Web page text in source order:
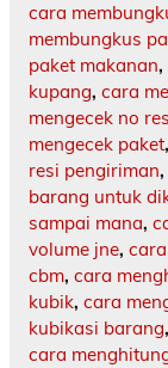
cara
membungkus
paket makanan,
kupang, cara
mengecek no
mengecek paket,
resi pengiriman,
barang untuk
sampai mana,
volume jne,
cbm, cara
kubik, cara
kubikasi barang,
cara